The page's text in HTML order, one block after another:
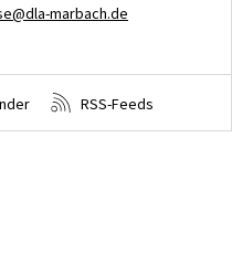
marbach.de
RSS-Feeds